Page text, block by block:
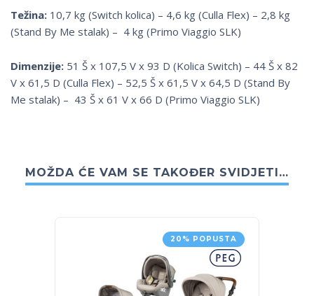
Težina: 10,7 kg (Switch kolica) – 4,6 kg (Culla Flex) – 2,8 kg
(Stand By Me stalak) – 4 kg (Primo Viaggio SLK)
Dimenzije: 51 Š x 107,5 V x 93 D (Kolica Switch) – 44 Š x 82
V x 61,5 D (Culla Flex) – 52,5 Š x 61,5 V x 64,5 D (Stand By
Me stalak) – 43 Š x 61 V x 66 D (Primo Viaggio SLK)
MOŽDA ĆE VAM SE TAKOĐER SVIDJETI…
20% POPUSTA